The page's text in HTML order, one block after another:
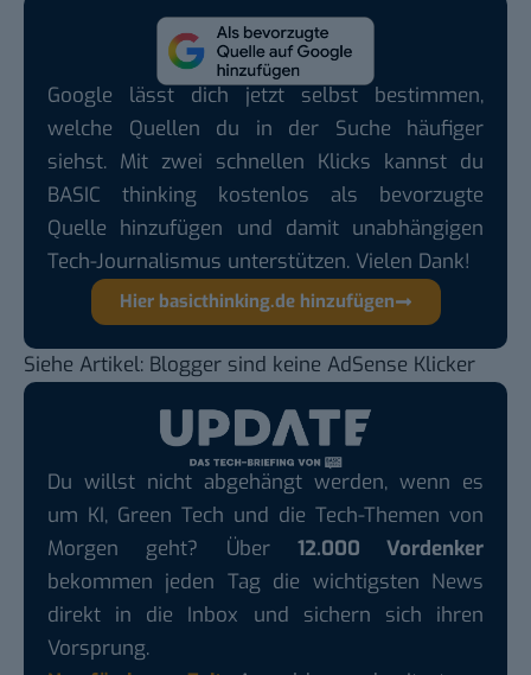
Google lässt dich jetzt selbst bestimmen,
welche Quellen du in der Suche häufiger
siehst. Mit zwei schnellen Klicks kannst du
BASIC thinking kostenlos als bevorzugte
Quelle hinzufügen und damit unabhängigen
Tech-Journalismus unterstützen. Vielen Dank!
Hier basicthinking.de hinzufügen
Siehe Artikel: Blogger sind keine AdSense Klicker
Du willst nicht abgehängt werden, wenn es
um KI, Green Tech und die Tech-Themen von
Morgen geht? Über 12.000 Vordenker
bekommen jeden Tag die wichtigsten News
direkt in die Inbox und sichern sich ihren
Vorsprung.